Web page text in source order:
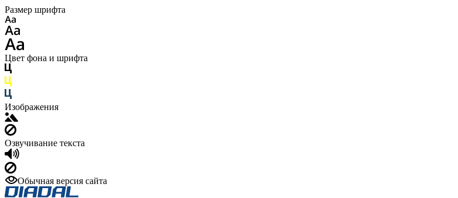
Размер шрифта
Цвет фона и шрифта
Изображения
Озвучивание текста
Обычная версия сайта